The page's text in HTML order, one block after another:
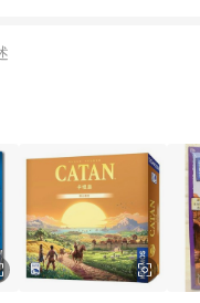
優惠，P coins，
APP 請更新至
，開館保證金，補
站上之商品規格、
物車不符，以
點數紅包使用規
購物前往 Pinkoi
不符合導購資格；承
購物前往 Pinkoi 頁